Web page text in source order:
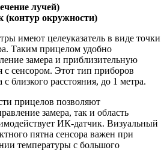
лучей)
(контур окружности)
имеют целеуказатель в виде точки
Таким прицелом удобно
замера и приблизительную
с сенсором. Этот тип приборов
с близкого расстояния, до 1 метра.
прицелов позволяют
замера, так и область
ИК-датчик. Визуальный
пятна сенсора важен при
температуры с большого